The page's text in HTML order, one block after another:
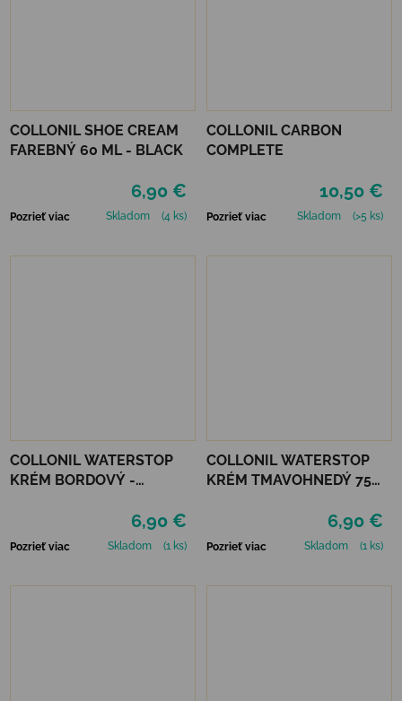
COLLONIL SHOE CREAM
FAREBNÝ 60 ML - BLACK
6,90 €
Pozrieť viac Skladom (4 ks)
COLLONIL CARBON
COMPLETE
10,50 €
Pozrieť viac Skladom (>5 ks)
COLLONIL WATERSTOP
KRÉM BORDOVÝ -
6,90 €
Pozrieť viac Skladom (1 ks)
COLLONIL WATERSTOP
KRÉM TMAVOHNEDÝ 75
6,90 €
Pozrieť viac Skladom (1 ks)